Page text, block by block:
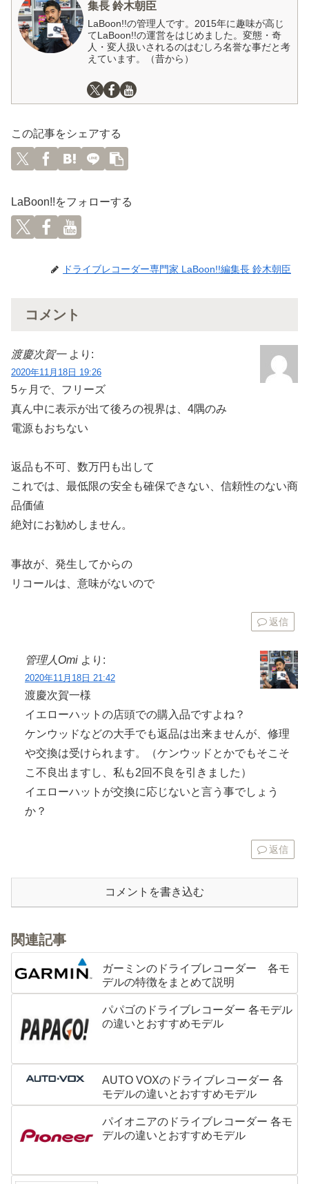
集長 鈴木朝臣
LaBoon!!の管理人です。2015年に趣味が高じ
てLaBoon!!の運営をはじめました。変態・奇
人・変人扱いされるのはむしろ名誉な事だと考
えています。（昔から）
この記事をシェアする
LaBoon!!をフォローする
ドライブレコーダー専門家 LaBoon!!編集長 鈴木朝臣
コメント
渡慶次賀一 より:
2020年11月18日 19:26
5ヶ月で、フリーズ
真ん中に表示が出て後ろの視界は、4隅のみ
電源もおちない
返品も不可、数万円も出して
これでは、最低限の安全も確保できない、信頼性のない商
品価値
絶対にお勧めしません。
事故が、発生してからの
リコールは、意味がないので
返信
管理人Omi より:
2020年11月18日 21:42
渡慶次賀一様
イエローハットの店頭での購入品ですよね？
ケンウッドなどの大手でも返品は出来ませんが、修理
や交換は受けられます。（ケンウッドとかでもそこそ
こ不良出ますし、私も2回不良を引きました）
イエローハットが交換に応じないと言う事でしょう
か？
返信
コメントを書き込む
関連記事
ガーミンのドライブレコーダー 各モ
デルの特徴をまとめて説明
パパゴのドライブレコーダー 各モデル
の違いとおすすめモデル
AUTO VOXのドライブレコーダー 各
モデルの違いとおすすめモデル
パイオニアのドライブレコーダー 各モ
デルの違いとおすすめモデル